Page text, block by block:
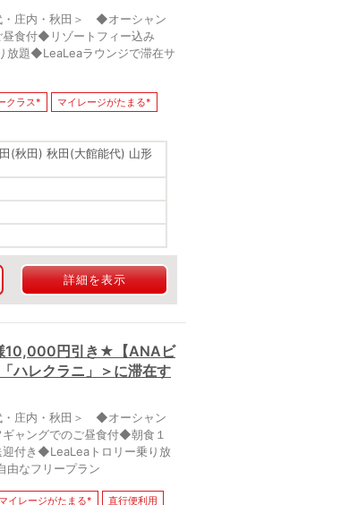
・庄内・秋田＞ ◆オーシャン
食付◆リゾートフィー込み
放題◆LeaLeaラウンジで滞在サ
クラス*
マイレージがたまる*
(秋田) 秋田(大館能代) 山形
詳細を表示
10,000円引き★【ANAビ
ハレクラニ」＞に滞在す
・庄内・秋田＞ ◆オーシャン
ャングでのご昼食付◆朝食１
付き◆LeaLeaトロリー乗り放
なフリープラン
マイレージがたまる* 直行便利用